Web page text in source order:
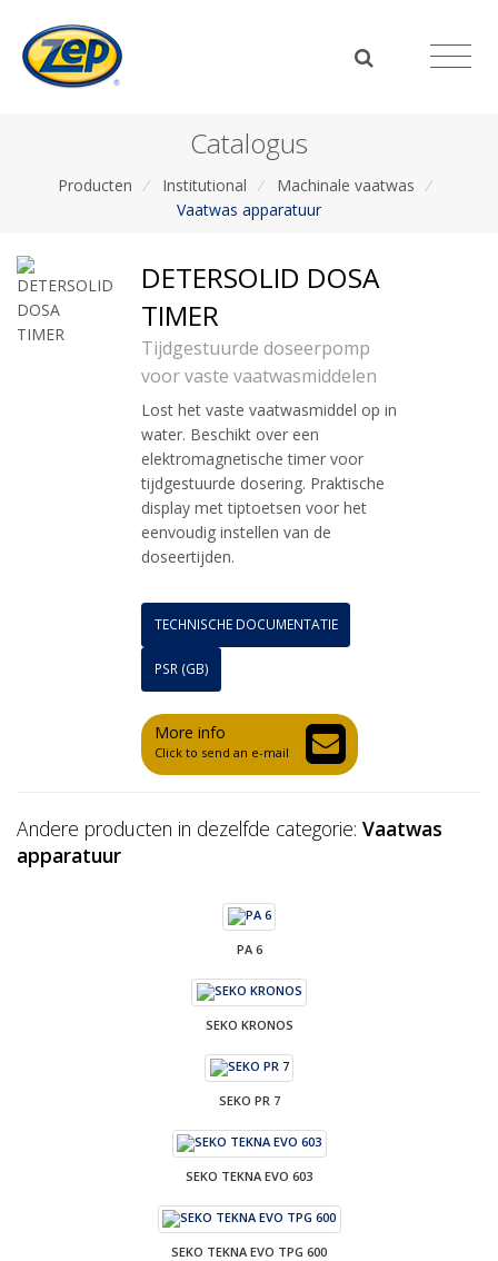
Catalogus
Producten / Institutional / Machinale vaatwas /
Vaatwas apparatuur
DETERSOLID DOSA
TIMER
Tijdgestuurde doseerpomp
voor vaste vaatwasmiddelen
Lost het vaste vaatwasmiddel op in
water. Beschikt over een
elektromagnetische timer voor
tijdgestuurde dosering. Praktische
display met tiptoetsen voor het
eenvoudig instellen van de
doseertijden.
TECHNISCHE DOCUMENTATIE
PSR (GB)
More info
Click to send an e-mail
Andere producten in dezelfde categorie: Vaatwas
apparatuur
PA 6
SEKO KRONOS
SEKO PR 7
SEKO TEKNA EVO 603
SEKO TEKNA EVO TPG 600